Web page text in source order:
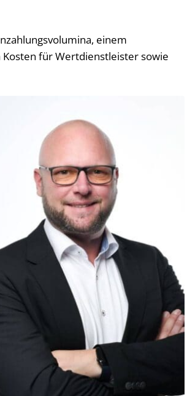
einem
Kosten für Wertdienstleister sowie